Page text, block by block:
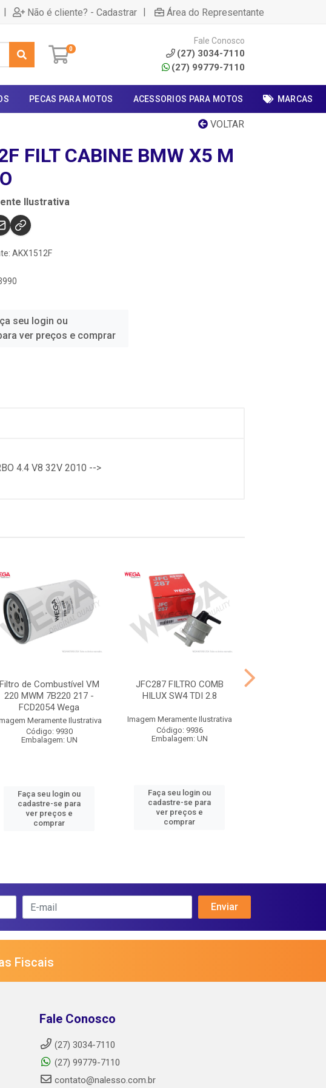
| Não é cliente? - Cadastrar | Área do Representante
0
Fale Conosco
(27) 3034-7110
(27) 99779-7110
PECAS PARA MOTOS ACESSORIOS PARA MOTOS MARCAS
VOLTAR
FILT CABINE BMW X5 M
Ilustrativa
AKX1512F
seu login ou
ver preços e comprar
4.4 V8 32V 2010 -->
Filtro de Combustível VM
220 MWM 7B220 217 -
FCD2054 Wega
Meramente Ilustrativa
Código: 9930
Embalagem: UN
Faça seu login ou
cadastre-se para
ver preços e
comprar
JFC287 FILTRO COMB
HILUX SW4 TDI 2.8
Imagem Meramente Ilustrativa
Código: 9936
Embalagem: UN
Faça seu login ou
cadastre-se para
ver preços e
comprar
Fiscais
Fale Conosco
(27) 3034-7110
(27) 99779-7110
contato@nalesso.com.br